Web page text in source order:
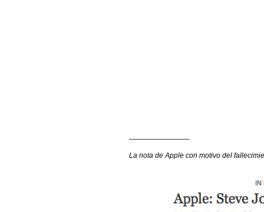
————————–
La nota de Apple con motivo del